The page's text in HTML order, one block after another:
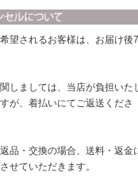
望されるお客様は、お届け後
しましては、当店が負担いた
が、着払いにてご返送くださ
品・交換の場合、送料・返金
せていただきます。